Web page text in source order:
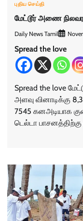
புதிய செய்தி
மேட்டூர் அணை
Daily News Tamil
Spread the love
Spread the love
அளவு வினாடிக்கு
7545 கனஅடியாக
டெல்டா